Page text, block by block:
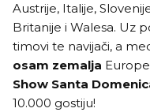
Austrije, Italije,
Britanije i Walesa. Uz
timovi te navijači, a
osam zemalja
Show Santa
10.000 gostiju!